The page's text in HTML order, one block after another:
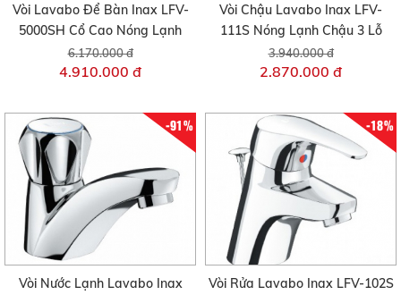
Vòi Lavabo Để Bàn Inax LFV-
5000SH Cổ Cao Nóng Lạnh
6.170.000 đ
4.910.000 đ
Vòi Chậu Lavabo Inax LFV-
111S Nóng Lạnh Chậu 3 Lỗ
3.940.000 đ
2.870.000 đ
-91%
Vòi Nước Lạnh Lavabo Inax
-18%
Vòi Rửa Lavabo Inax LFV-102S